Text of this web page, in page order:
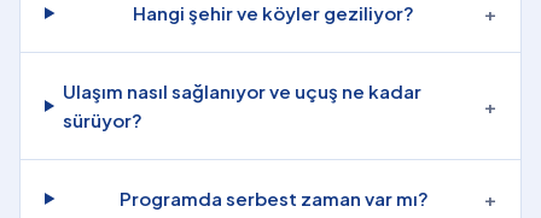
Hangi şehir ve köyler geziliyor? +
Ulaşım nasıl sağlanıyor ve uçuş ne kadar
sürüyor?
+
Programda serbest zaman var mı? +